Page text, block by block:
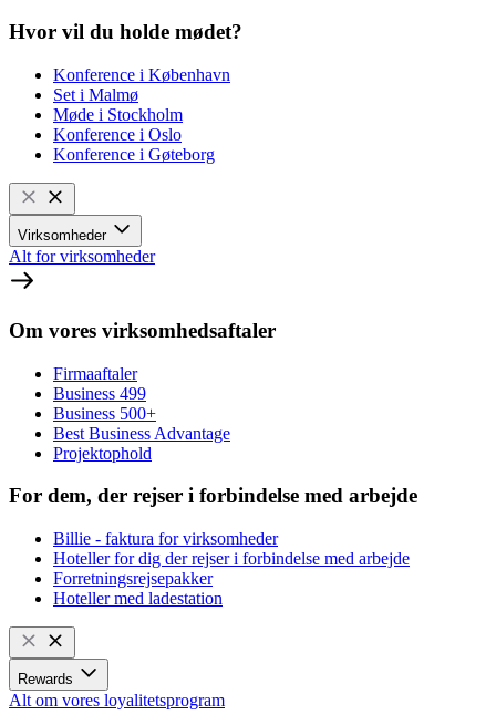
Hvor vil du holde mødet?
Konference i København
Set i Malmø
Møde i Stockholm
Konference i Oslo
Konference i Gøteborg
Virksomheder
Alt for virksomheder
Om vores virksomhedsaftaler
Firmaaftaler
Business 499
Business 500+
Best Business Advantage
Projektophold
For dem, der rejser i forbindelse med arbejde
Billie - faktura for virksomheder
Hoteller for dig der rejser i forbindelse med arbejde
Forretningsrejsepakker
Hoteller med ladestation
Rewards
Alt om vores loyalitetsprogram